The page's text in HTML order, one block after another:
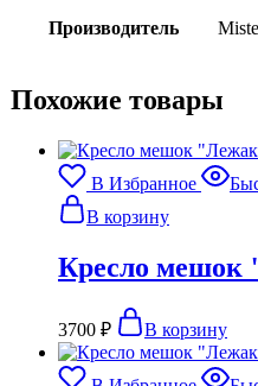
Производитель
Похожие товары
В Избранное
В корзину
Кресло мешок
3700 ₽ В корзину